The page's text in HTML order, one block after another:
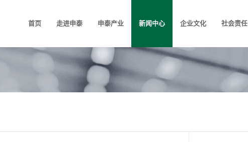
首页 走进申泰 申泰产业 新闻中心 企业文化 社会责任